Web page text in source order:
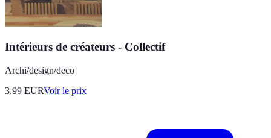
Intérieurs de créateurs - Collectif
Archi/design/deco
3.99 EURVoir le prix